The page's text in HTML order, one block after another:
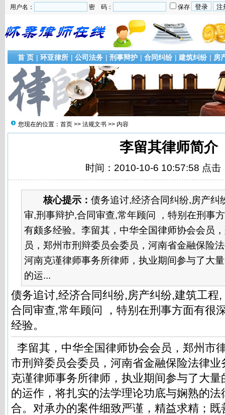
用户名： 密 码： 保存
首 页 | 环亚律所 | 公司法务 | 刑事辩护 | 合同纠纷 | 建筑纠纷 | 房
您现在的位置： 首页 >> 法规文书 >> 内容
李留其律师简介
时间：2010-10-6 10:57:58 点击
核心提示： 债务追讨,经济合同纠纷,房产纠
审,刑事辩护,合同审查,常年顾问 ，特别在刑事
有颇多经验。李留其，中华全国律师协会会员
员，郑州市刑辩委员会委员，河南省金融保险
河南克谨律师事务所律师，执业期间参与了大
的运...
债务追讨,经济合同纠纷,房产纠纷,建筑工程
合同审查,常年顾问 ，特别在刑事方面有很
经验。
李留其，中华全国律师协会会员，郑州市
市刑辩委员会委员，河南省金融保险法律
克谨律师事务所律师，执业期间参与了大
的运作，将扎实的法学理论功底与娴熟的
合。对承办的案件细致严谨，精益求精；